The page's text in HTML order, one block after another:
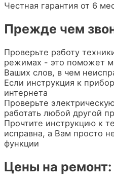
Честная гарантия от 6
Прежде чем
Проверьте работу
режимах - это поможет
Ваших слов, в чем
Если инструкция к
интернета
Проверьте
работать любой другой
Прочтите инструкцию к
исправна, а Вам просто
функции
Цены на